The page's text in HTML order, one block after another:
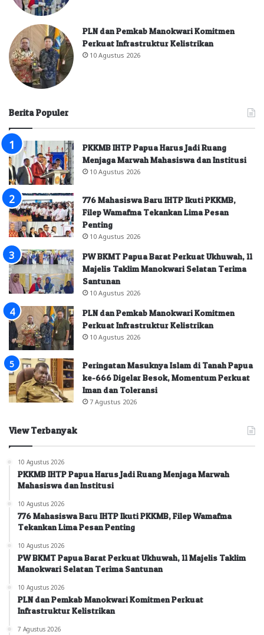
PLN dan Pemkab Manokwari Komitmen
Perkuat Infrastruktur Kelistrikan
10 Agustus 2026
Berita Populer
PKKMB IHTP Papua Harus Jadi Ruang
Menjaga Marwah Mahasiswa dan Institusi
10 Agustus 2026
776 Mahasiswa Baru IHTP Ikuti PKKMB,
Filep Wamafma Tekankan Lima Pesan
Penting
10 Agustus 2026
PW BKMT Papua Barat Perkuat Ukhuwah, 11
Majelis Taklim Manokwari Selatan Terima
Santunan
10 Agustus 2026
PLN dan Pemkab Manokwari Komitmen
Perkuat Infrastruktur Kelistrikan
10 Agustus 2026
Peringatan Masuknya Islam di Tanah Papua
ke-666 Digelar Besok, Momentum Perkuat
Iman dan Toleransi
7 Agustus 2026
View Terbanyak
10 Agustus 2026
PKKMB IHTP Papua Harus Jadi Ruang Menjaga Marwah
Mahasiswa dan Institusi
10 Agustus 2026
776 Mahasiswa Baru IHTP Ikuti PKKMB, Filep Wamafma
Tekankan Lima Pesan Penting
10 Agustus 2026
PW BKMT Papua Barat Perkuat Ukhuwah, 11 Majelis Taklim
Manokwari Selatan Terima Santunan
10 Agustus 2026
PLN dan Pemkab Manokwari Komitmen Perkuat
Infrastruktur Kelistrikan
7 Agustus 2026